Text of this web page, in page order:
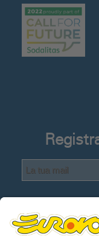
laInformativa